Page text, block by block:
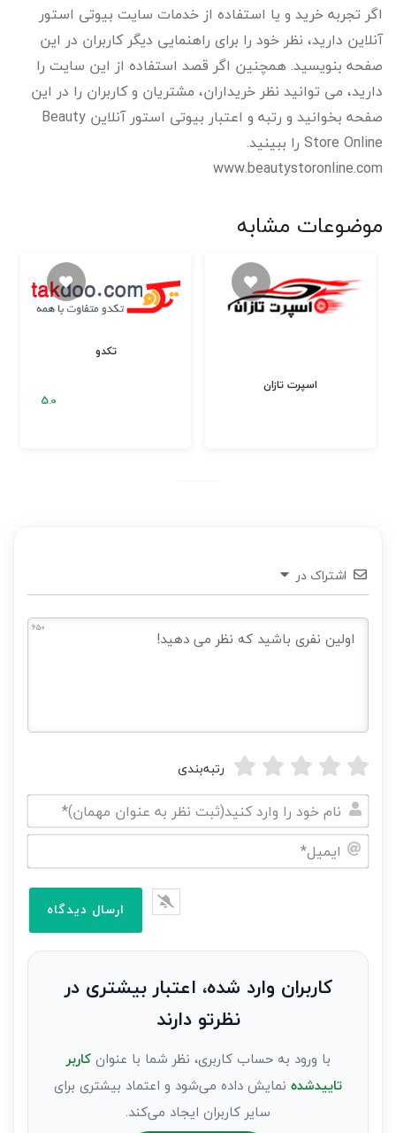
اگر تجربه خرید و یا استفاده از خدمات سایت بیوتی استور
آنلاین دارید، نظر خود را برای راهنمایی دیگر کاربران در این
صفحه بنویسید. همچنین اگر قصد استفاده از این سایت را
دارید، می توانید نظر خریداران، مشتریان و کاربران را در این
صفحه بخوانید و رتبه و اعتبار بیوتی استور آنلاین Beauty
Store Online را ببینید.
www.beautystoronline.com
موضوعات مشابه
تکدو
اسپرت تازان
اشتراک در
650
رتبه‌بندی
نام
خود
نظر
کاربران وارد شده، اعتبار بیشتری در
نظرتو دارند
با ورود به حساب کاربری، نظر شما با عنوانکاربر
تاییدشده نمایش داده می‌شود و اعتماد بیشتری برای
سایر کاربران ایجاد می‌کند.